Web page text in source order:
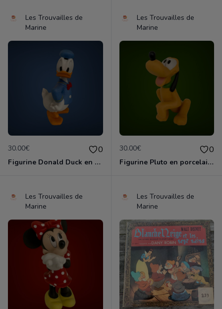
Les Trouvailles de
Marine
30.00€ 0
Figurine Donald Duck en porcelaine de 14 cm de haut marque Disney comme neuve
Les Trouvailles de
Marine
30.00€ 0
Figurine Pluto en porcelaine de 11 cm de haut marque Disney comme neuve
Les Trouvailles de
Marine
Les Trouvailles de
Marine